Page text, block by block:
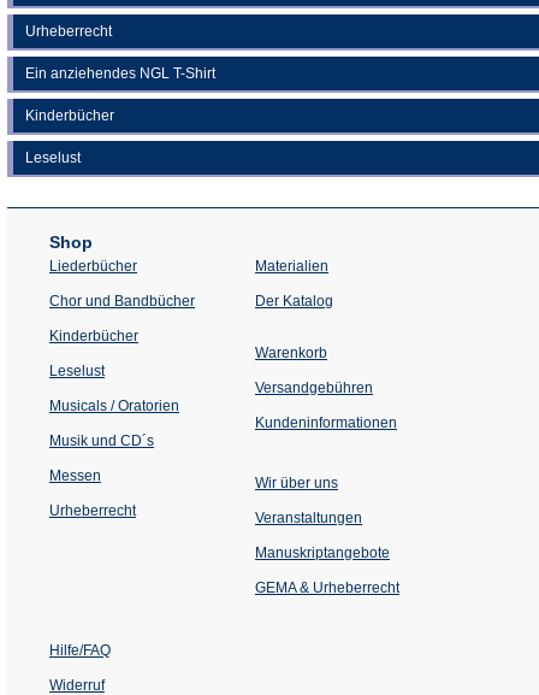
Urheberrecht
Ein anziehendes NGL T-Shirt
Kinderbücher
Leselust
Shop
Liederbücher
Chor und Bandbücher
Kinderbücher
Leselust
Musicals / Oratorien
Musik und CD´s
Messen
Urheberrecht
Materialien
Der Katalog
Warenkorb
Versandgebühren
Kundeninformationen
Wir über uns
Veranstaltungen
einem
Tab)
Manuskriptangebote
GEMA & Urheberrecht
Hilfe/FAQ
Widerruf